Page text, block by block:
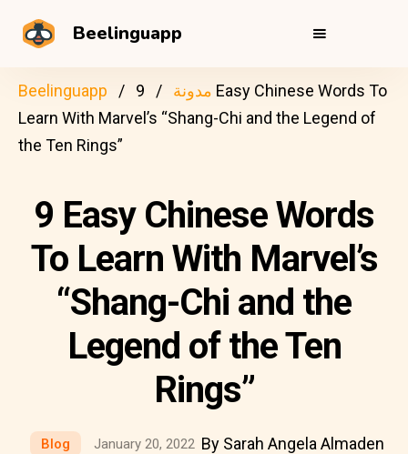
Beelinguapp
Beelinguapp مدونة
9 Easy Chinese Words To
Learn With Marvel’s “Shang-Chi and the Legend of
the Ten Rings”
9 Easy Chinese Words
To Learn With Marvel’s
“Shang-Chi and the
Legend of the Ten
Rings”
Blog January 20, 2022 By Sarah Angela Almaden